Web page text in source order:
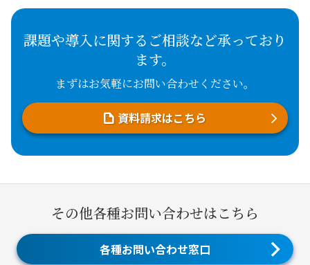
課題や導入に関するご相談など承っており
ます。
まずはお気軽にお問い合わせください。
資料請求はこちら
その他各種お問い合わせはこちら
各種お問い合わせ窓口